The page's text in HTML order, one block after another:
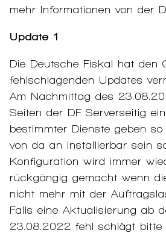
mehr Informationen von der
Update 1
Die Deutsche Fiskal hat den
fehlschlagenden Updates
Am Nachmittag des
Seiten der DF Serverseitig
bestimmter Dienste geben
von da an installierbar sein
Konfiguration wird immer
rückgängig gemacht wenn
nicht mehr mit der
Falls eine Aktualisierung ab
23.08.2022 fehl schlägt bitte